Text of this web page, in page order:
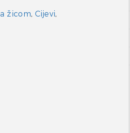
žicom, Cijevi,